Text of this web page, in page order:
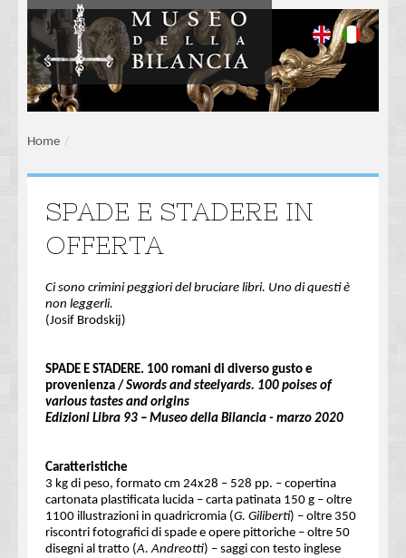
Home /
SPADE E STADERE IN
OFFERTA
Ci sono crimini peggiori del bruciare libri. Uno di questi è
non leggerli.
(Josif Brodskij)
SPADE E STADERE. 100 romani di diverso gusto e
provenienza / Swords and steelyards. 100 poises of
various tastes and origins
Edizioni Libra 93 – Museo della Bilancia - marzo 2020
Caratteristiche
3 kg di peso, formato cm 24x28 – 528 pp. – copertina
cartonata plastificata lucida – carta patinata 150 g – oltre
1100 illustrazioni in quadricromia (G. Giliberti) – oltre 350
riscontri fotografici di spade e opere pittoriche – oltre 50
disegni al tratto (A. Andreotti) – saggi con testo inglese